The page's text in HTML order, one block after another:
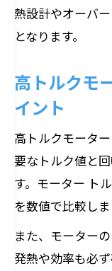
熱設計やオーバ
となります。
高トルクモ
イント
高トルクモータ
要なトルク値と
す。モーター ト
を数値で比較しま
また、モーター
発熱や効率も必